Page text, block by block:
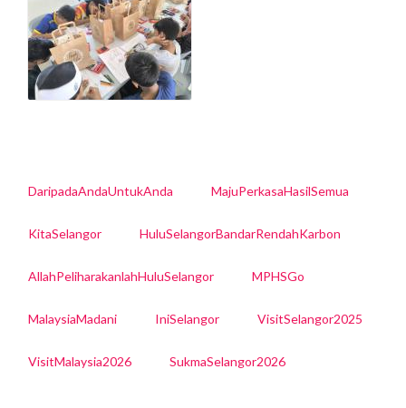
DaripadaAndaUntukAnda MajuPerkasaHasilSemua
KitaSelangor HuluSelangorBandarRendahKarbon
AllahPeliharakanlahHuluSelangor MPHSGo
MalaysiaMadani IniSelangor VisitSelangor2025
VisitMalaysia2026 SukmaSelangor2026